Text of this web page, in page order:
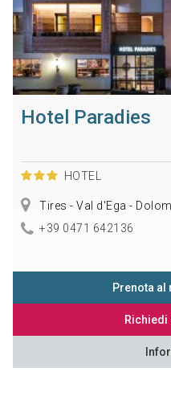
Hotel Paradies
HOTEL
Tires - Val d'Ega -
+39 0471 642136
Prenota